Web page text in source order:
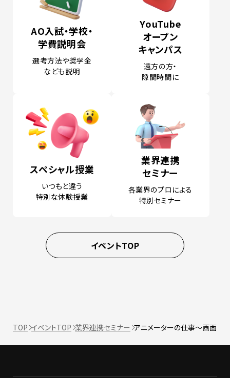
AO入試・学校・
学費説明会
選考方法や奨学金
なども説明
YouTube
オープン
キャンパス
遠方の方・
隙間時間に
スペシャル授業
いつもと違う
特別な体験授業
業界連携
セミナー
各業界のプロによる
特別セミナー
イベントTOP
TOP イベントTOP 業界連携セミナー アニメーターの仕事〜画面を